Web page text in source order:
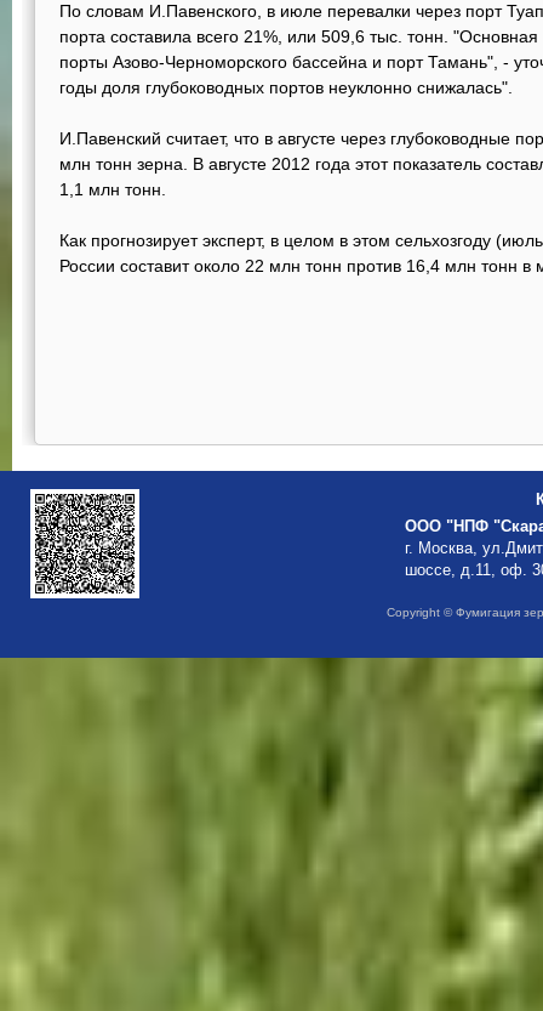
По словам И.Павенского, в июле перевалки через порт
порта составила всего 21%, или 509,6 тыс. тонн.
порты Азово-Черноморского бассейна и порт Тамань", -
годы доля глубоководных портов неуклонно снижалась".
И.Павенский считает, что в августе через глубоководные
млн тонн зерна. В августе 2012 года этот показатель
1,1 млн тонн.
Как прогнозирует эксперт, в целом в этом сельхозгоду
России составит около 22 млн тонн против 16,4 млн тонн
ООО "НПФ
г. Москва,
шоссе, д.11, оф.
Copyright © Фумигация